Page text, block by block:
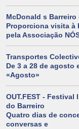
McDonald s
Proporciona visita à
pela Associação
Transportes
De 3 a 28 de
«Agosto»
OUT.FEST -
do Barreiro
Quatro dias de
conversas e